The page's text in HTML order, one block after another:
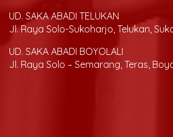
UD. SAKA ABADI TELUKAN
Jl. Raya Solo-Sukoharjo, Telukan,
UD. SAKA ABADI BOYOLALI
Jl. Raya Solo – Semarang, Teras,